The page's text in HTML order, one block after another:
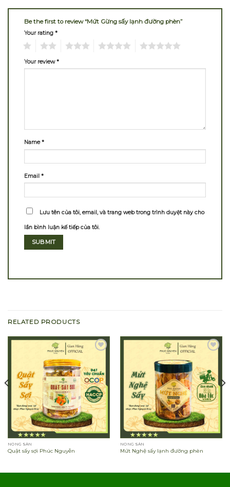
Be the first to review “Mứt Gừng sấy lạnh đường phèn”
Your rating *
Your review*
Name*
Email *
Lưu tên của tôi, email, và trang web trong trình duyệt này cho
lần bình luận kế tiếp của tôi.
RELATED PRODUCTS
NÔNG SẢN
Quật sấy sợi Phúc Nguyễn
NÔNG SẢN
Mứt Nghệ sấy lạnh đường phèn